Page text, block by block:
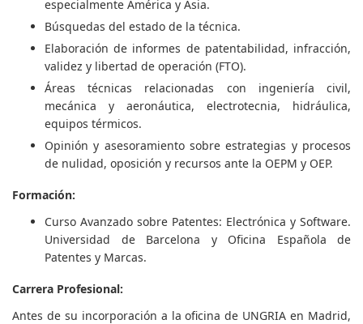
especialmente América y Asia.
Búsquedas del estado de la técnica.
Elaboración de informes de patentabilidad, infracción,
validez y libertad de operación (FTO).
Áreas técnicas relacionadas con ingeniería civil,
mecánica y aeronáutica, electrotecnia, hidráulica,
equipos térmicos.
Opinión y asesoramiento sobre estrategias y procesos
de nulidad, oposición y recursos ante la OEPM y OEP.
Formación:
Curso Avanzado sobre Patentes: Electrónica y Software.
Universidad de Barcelona y Oficina Española de
Patentes y Marcas.
Carrera Profesional:
Antes de su incorporación a la oficina de UNGRIA en Madrid,